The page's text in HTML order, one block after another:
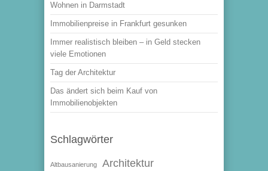
Wohnen in Darmstadt
Immobilienpreise in Frankfurt gesunken
Immer realistisch bleiben – in Geld stecken
viele Emotionen
Tag der Architektur
Das ändert sich beim Kauf von
Immobilienobjekten
Schlagwörter
Altbausanierung Architektur